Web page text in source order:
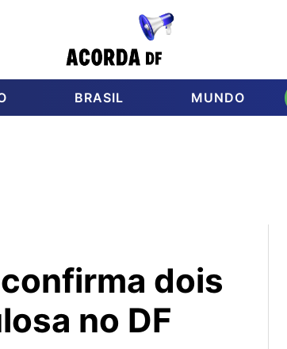
BRASIL MUNDO
dois
no DF